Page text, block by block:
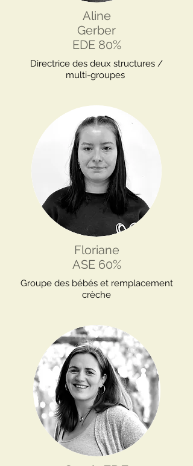
Aline
Gerber
EDE 80%
Directrice des deux structures /
multi-groupes
Floriane
ASE 60%
Groupe des bébés et remplacement
crèche